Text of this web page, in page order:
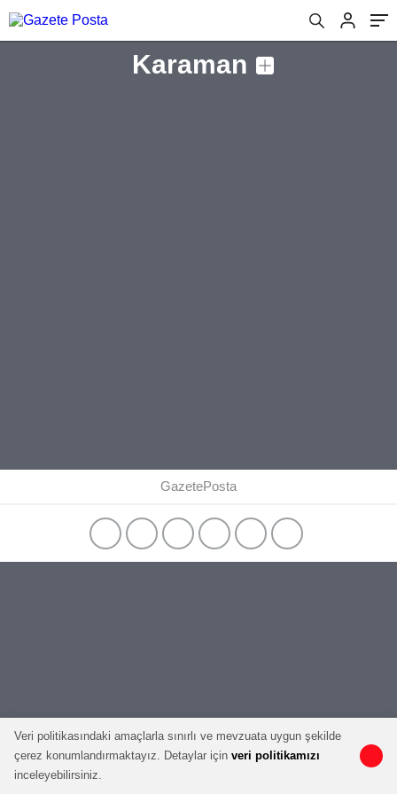
Karaman
GazetePosta
Veri politikasındaki amaçlarla sınırlı ve mevzuata uygun şekilde
çerez konumlandırmaktayız. Detaylar için veri politikamızı
inceleyebilirsiniz.